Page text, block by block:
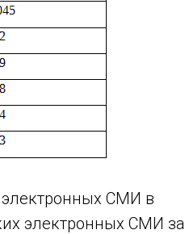
электронных СМИ в
электронных СМИ за